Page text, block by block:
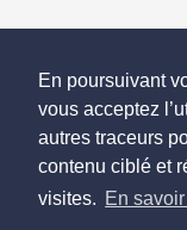
En poursuivant
vous acceptez
autres traceurs
contenu ciblé et
visites. En